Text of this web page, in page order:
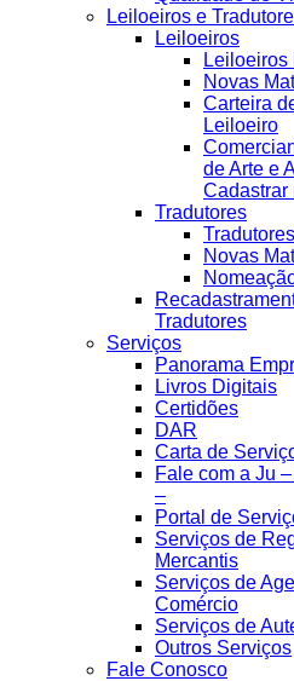
Leiloeiros e
Leiloeiros
Leiloeiros
Novas
Carteira
Leiloeiro
de Arte e
Cadastrar
Tradutores
Novas
Tradutores
Serviços
Panorama
Livros Digitais
Certidões
DAR
Carta de
Fale com a Ju
–
Portal de
Serviços de
Mercantis
Serviços de
Comércio
Serviços de
Outros Serviços
Fale Conosco